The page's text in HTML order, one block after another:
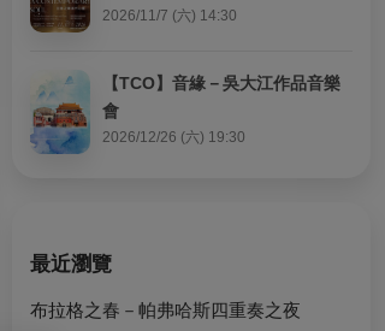
2026/11/7 (六) 14:30
【TCO】音緣－吳大江作品音樂
會
2026/12/26 (六) 19:30
最近瀏覽
布拉格之春－帕弗哈斯四重奏之夜